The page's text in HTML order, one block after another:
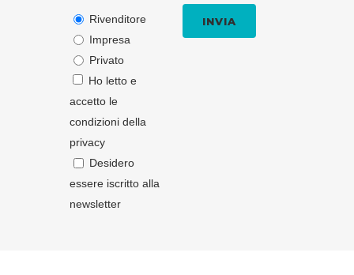
Rivenditore
Impresa
Privato
Ho letto e
accetto le
condizioni della
privacy
Desidero
essere iscritto alla
newsletter